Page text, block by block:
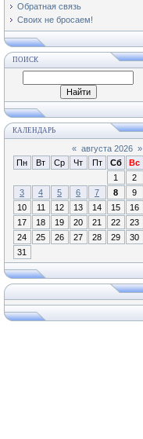
Обратная связь
Своих не бросаем!
ПОИСК
КАЛЕНДАРЬ
« августа 2026 »
Пн
Вт Ср Чт Пт Сб
Вс
1
2
3
4 5 6 7 8
9
10
11 12 13 14 15
16
17
18 19 20 21 22
23
24
25 26 27 28 29
30
31